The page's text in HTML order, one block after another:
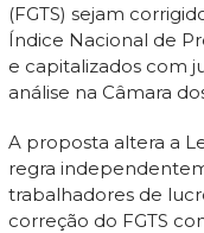
(FGTS) sejam
Índice Nacional de
e capitalizados com
análise na Câmara
A proposta altera a
regra
trabalhadores de
correção do FGTS